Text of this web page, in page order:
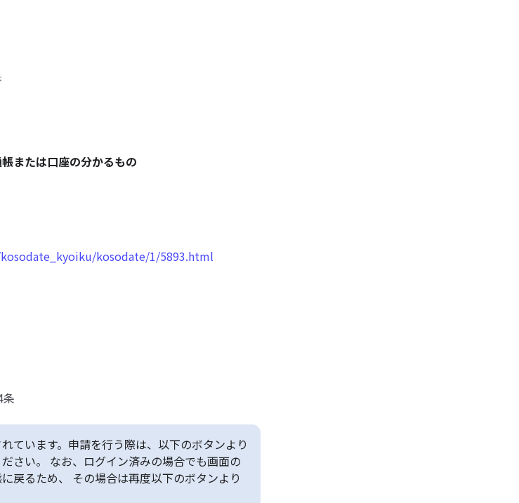
または口座の分かるもの
kosodate/1/5893.html
ています。申請を行う際は、以下のボタンより
さい。 なお、ログイン済みの場合でも画面の
戻るため、 その場合は再度以下のボタンより